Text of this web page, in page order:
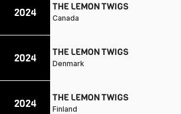
2024 THE LEMON TWIGS
Canada
2024 THE LEMON TWIGS
Denmark
2024 THE LEMON TWIGS
Finland